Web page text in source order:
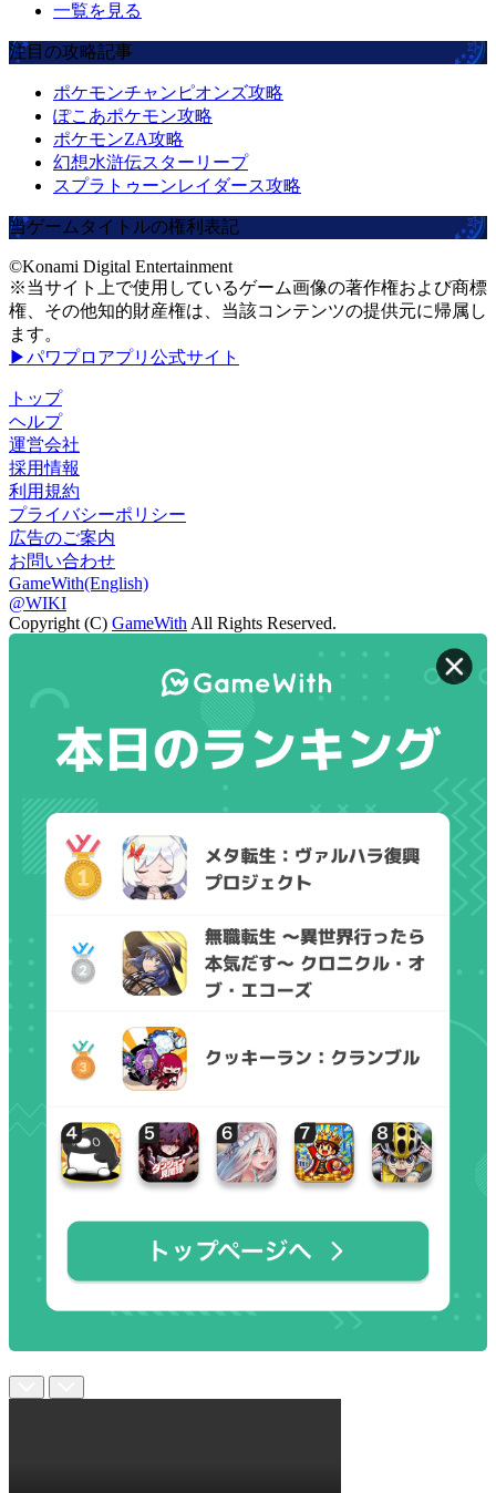
一覧を見る
注目の攻略記事
ポケモンチャンピオンズ攻略
ぽこあポケモン攻略
ポケモンZA攻略
幻想水滸伝スターリープ
スプラトゥーンレイダース攻略
当ゲームタイトルの権利表記
©Konami Digital Entertainment
※当サイト上で使用しているゲーム画像の著作権および商標
権、その他知的財産権は、当該コンテンツの提供元に帰属し
ます。
▶パワプロアプリ公式サイト
トップ
ヘルプ
運営会社
採用情報
利用規約
プライバシーポリシー
広告のご案内
お問い合わせ
GameWith(English)
@WIKI
Copyright (C) GameWith All Rights Reserved.